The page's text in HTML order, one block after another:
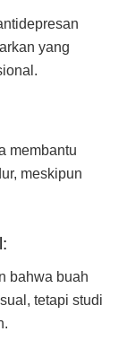
yang
membantu
meskipun
bahwa buah
tetapi studi